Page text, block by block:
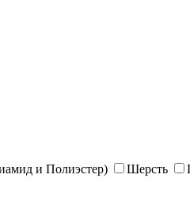
и Полиэстер) Шерсть